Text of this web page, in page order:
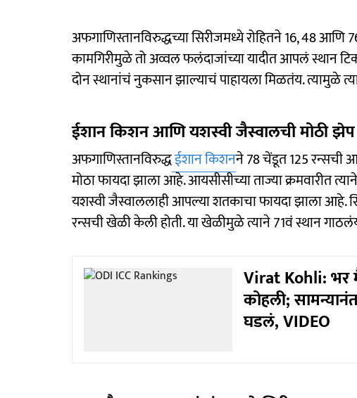
अफगाणिस्तानविरुद्धच्या सिरीजमध्ये रोहितने 16, 48 आणि
कामगिरीमुळे तो अव्वल फलंदाजांच्या यादीत आपलं स्थान
दोन स्थानांचं नुकसान झाल्याचं पाहायला मिळतंय. त्यामुळे
ईशान किशन आणि यशस्वी जैस्वालची मोठी झेप
अफगाणिस्तानविरुद्धईशान किशनने 78 चेंडूत 125 रन्सची
मोठा फायदा झाला आहे. आयसीसीच्या ताज्या क्रमवारीत
यशस्वी जैस्वाललाही आपल्या शतकाचा फायदा झाला आहे.
रन्सची खेळी केली होती. या खेळीमुळे त्याने 71वं स्थान
Virat Kohli: भर
कोहली;
घडलं, VIDEO